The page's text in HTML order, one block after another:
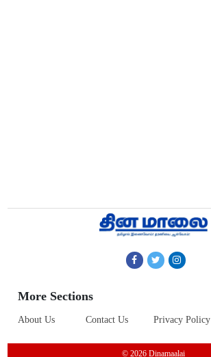
More Sections
About Us Contact Us Privacy Policy
© 2026 Dinamaalai